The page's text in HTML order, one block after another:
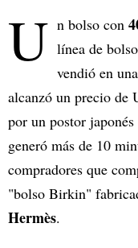
U n bolso con
línea de
vendió en
alcanzó un precio de
por un postor
generó más de 10
compradores que
"bolso Birkin"
Hermès.